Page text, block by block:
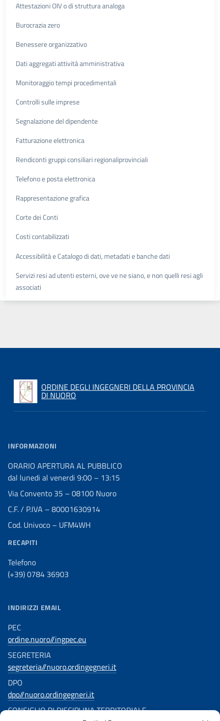
Attestazioni OIV o di struttura analoga
Burocrazia zero
Benessere organizzativo
Dati aggregati attività amministrativa
Monitoraggio tempi procedimentali
Controlli sulle imprese
Segnalazione del dipendente
Fatturazione elettronica
Rendiconti gruppi consiliari regionaliprovinciali
Telefono e posta elettronica
Rappresentazione grafica
Corte dei Conti
Costi contabilizzati
Accessibilità e Catalogo di dati, metadati e banche dati
Servizi resi ad utenti esterni, ove ve ne siano, e non quelli resi agli
associati
ORDINE DEGLI INGEGNERI DELLA PROVINCIA
DI NUORO
INFORMAZIONI
ORARIO APERTURA AL PUBBLICO
dal lunedi al venerdi 9:00 – 13:15
Via Convento 35 – 08100 Nuoro
C.F. / P.IVA – 80001630914
Cod. Univoco – UFM4WH
RECAPITI
Telefono
(+39) 0784 36903
INDIRIZZI EMAIL
PEC
ordine.nuoro//ingpec.eu
SEGRETERIA
segreteria//nuoro.ordingegneri.it
DPO
dpo//nuoro.ordingegneri.it
CONSIGLIO DI DISCIPLINA TERRITORIALE